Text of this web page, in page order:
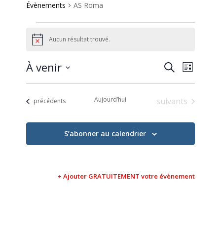
Évènements AS Roma
NoticeAucun résultat trouvé.
et
vues
Recherche
de
vues
Liste
À venir
date.Évènements
précédents Aujourd’hui Évènements
suivants
S’abonner au calendrier
+ Ajouter GRATUITEMENT votre évènement